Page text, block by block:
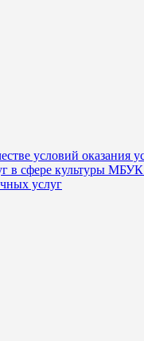
условий оказания
в сфере культуры
услуг